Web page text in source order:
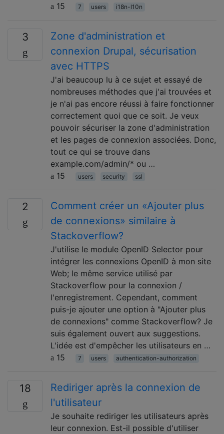
15
7 users i18n-l10n
3
Zone d'administration et
connexion Drupal, sécurisation
avec HTTPS
J'ai beaucoup lu à ce sujet et essayé de
nombreuses méthodes que j'ai trouvées et
je n'ai pas encore réussi à faire fonctionner
correctement quoi que ce soit. Je veux
pouvoir sécuriser la zone d'administration
et les pages de connexion associées. Donc,
tout ce qui se trouve dans
example.com/admin/* ou …
15
users security ssl
2
Comment créer un «Ajouter plus
de connexions» similaire à
Stackoverflow?
J'utilise le module OpenID Selector pour
intégrer les connexions OpenID à mon site
Web; le même service utilisé par
Stackoverflow pour la connexion /
l'enregistrement. Cependant, comment
puis-je ajouter une option à "Ajouter plus
de connexions" comme Stackoverflow? Je
suis également ouvert aux suggestions.
L'idée est d'empêcher les utilisateurs en …
15
7 users authentication-authorization
18
Rediriger après la connexion de
l'utilisateur
Je souhaite rediriger les utilisateurs après
leur connexion. Est-il possible d'utiliser